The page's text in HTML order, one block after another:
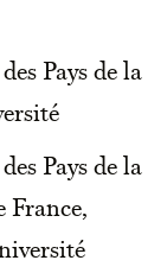
Pays de la
Pays de la